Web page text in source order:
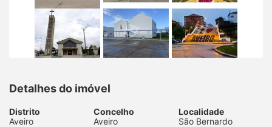
Detalhes do imóvel
Distrito
Aveiro
Concelho
Aveiro
Localidade
São Bernardo